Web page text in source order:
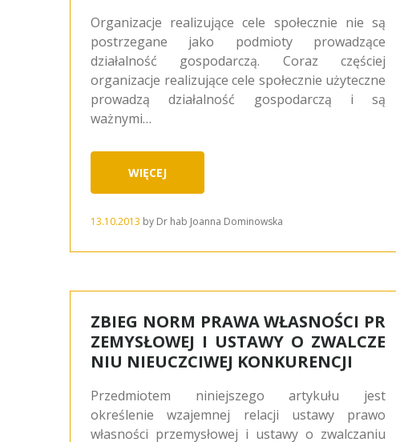
Organizacje realizujące cele społecznie nie są
postrzegane jako podmioty prowadzące
działalność gospodarczą. Coraz częściej
organizacje realizujące cele społecznie użyteczne
prowadzą działalność gospodarczą i są
ważnymi…
WIĘCEJ
13.10.2013 by Dr hab Joanna Dominowska
ZBIEG NORM PRAWA WŁASNOŚCI PR
ZEMYSŁOWEJ I USTAWY O ZWALCZE
NIU NIEUCZCIWEJ KONKURENCJI
Przedmiotem niniejszego artykułu jest
określenie wzajemnej relacji ustawy prawo
własności przemysłowej i ustawy o zwalczaniu